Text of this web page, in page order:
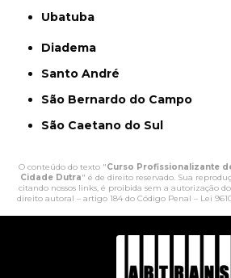
Ubatuba
Diadema
Santo André
São Bernardo do Campo
São Caetano do Sul
O conteúdo do texto "Curso Profissionalizante
Cidade Dutra" é de direito reservado. Sua
citando nossos links, é proibida sem a autorização
direito autoral – artigo 184 do Código Penal – Lei